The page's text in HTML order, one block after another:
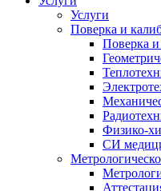
Услуги
Поверка и
Поверка и
Физико-
СИ